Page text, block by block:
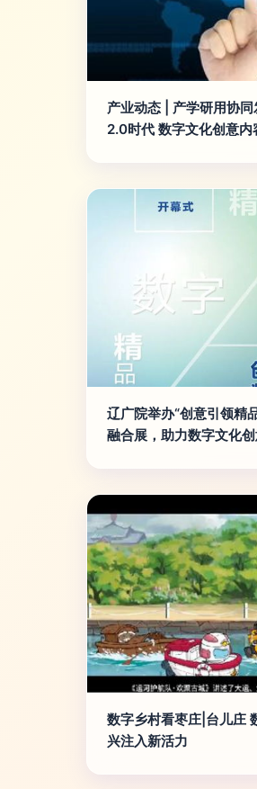
产业动态 | 产学研用协
2.0时代 数字文化创意
辽广院举办“创意引领精
融合展，助力数字文化
数字乡村看枣庄|台儿庄
兴注入新活力